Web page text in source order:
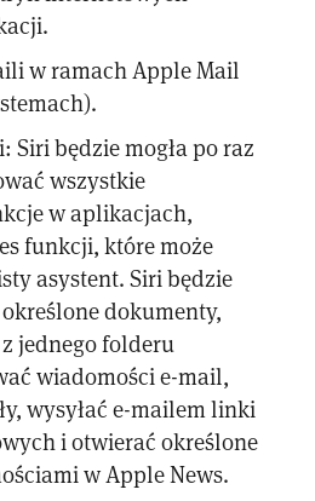
w ramach Apple Mail
będzie mogła po raz
wszystkie
w aplikacjach,
funkcji, które może
asystent. Siri będzie
dokumenty,
jednego folderu
wiadomości e-mail,
wysyłać e-mailem linki
i otwierać określone
w Apple News.